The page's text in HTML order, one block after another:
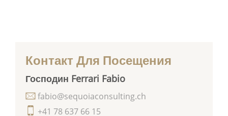
Контакт Для Посещения
Господин Ferrari Fabio
+41 78 637 66 15
fabio@sequoiaconsulting.ch